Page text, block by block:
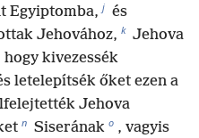
Egyiptomba, j és
Jehovához, k Jehova
kivezessék
letelepítsék őket ezen a
Jehova
n Siserának o , vagyis